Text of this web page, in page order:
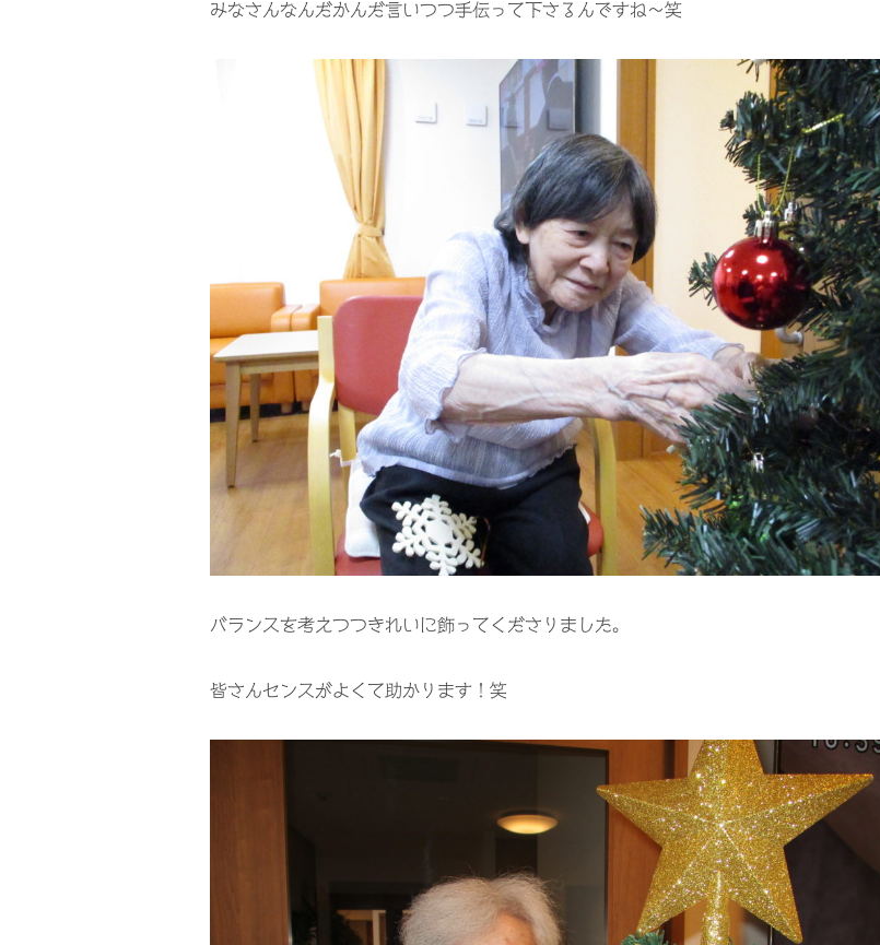
みなさんなんだかんだ言いつつ手伝って下さるんですね～笑
バランスを考えつつきれいに飾ってくださりました。
皆さんセンスがよくて助かります！笑